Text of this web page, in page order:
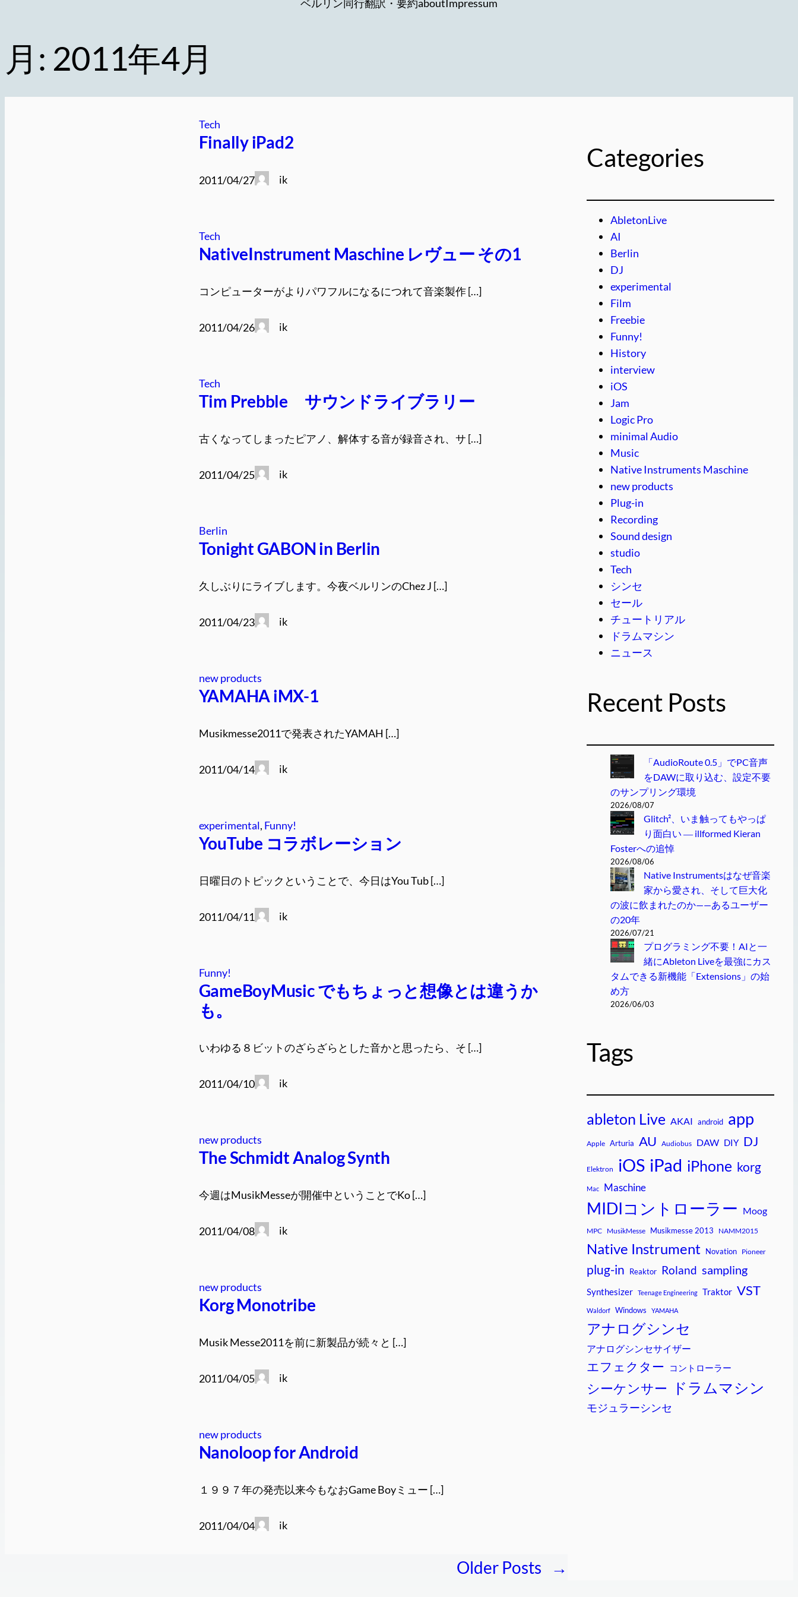
ベルリン同行翻訳・要約aboutImpressum
月: 2011年4月
Tech
Finally iPad2
2011/04/27 ik
Tech
NativeInstrument Maschine レヴュー その1
コンピューターがよりパワフルになるにつれて音楽製作 […]
2011/04/26 ik
Tech
Tim Prebble サウンドライブラリー
古くなってしまったピアノ、解体する音が録音され、サ […]
2011/04/25 ik
Berlin
Tonight GABON in Berlin
久しぶりにライブします。今夜ベルリンのChez J […]
2011/04/23 ik
new products
YAMAHA iMX-1
Musikmesse2011で発表されたYAMAH […]
2011/04/14 ik
experimental, Funny!
YouTube コラボレーション
日曜日のトピックということで、今日はYou Tub […]
2011/04/11 ik
Funny!
GameBoyMusic でもちょっと想像とは違うか
も。
いわゆる８ビットのざらざらとした音かと思ったら、そ […]
2011/04/10 ik
new products
The Schmidt Analog Synth
今週はMusikMesseが開催中ということでKo […]
2011/04/08 ik
new products
Korg Monotribe
Musik Messe2011を前に新製品が続々と […]
2011/04/05 ik
new products
Nanoloop for Android
１９９７年の発売以来今もなおGame Boyミュー […]
2011/04/04 ik
Older Posts →
Categories
AbletonLive
AI
Berlin
DJ
experimental
Film
Freebie
Funny!
History
interview
iOS
Jam
Logic Pro
minimal Audio
Music
Native Instruments Maschine
new products
Plug-in
Recording
Sound design
studio
Tech
シンセ
セール
チュートリアル
ドラムマシン
ニュース
Recent Posts
「AudioRoute 0.5」でPC音声
をDAWに取り込む、設定不要
のサンプリング環境
2026/08/07
Glitch²、いま触ってもやっぱ
り面白い ― illformed Kieran
Fosterへの追悼
2026/08/06
Native Instrumentsはなぜ音楽
家から愛され、そして巨大化
の波に飲まれたのか——あるユーザー
の20年
2026/07/21
プログラミング不要！AIと一
緒にAbleton Liveを最強にカス
タムできる新機能「Extensions」の始
め方
2026/06/03
Tags
ableton Live AKAI android app
Apple Arturia AU Audiobus DAW DIY DJ
Elektron iOS iPad iPhone korg
Mac Maschine
MIDIコントローラー Moog
MPC MusikMesse Musikmesse 2013 NAMM2015
Native Instrument Novation Pioneer
plug-in Reaktor Roland sampling
Synthesizer Teenage Engineering Traktor VST
Waldorf Windows YAMAHA
アナログシンセ
アナログシンセサイザー
エフェクター コントローラー
シーケンサー ドラムマシン
モジュラーシンセ